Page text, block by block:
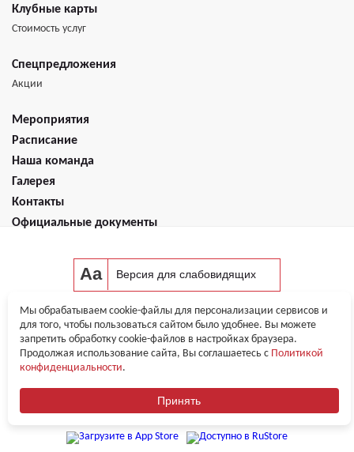
Мы обрабатываем cookie-файлы для персонализации сервисов и
для того, чтобы пользоваться сайтом было удобнее. Вы можете
запретить обработку cookie-файлов в настройках браузера.
Продолжая использование сайта, Вы соглашаетесь с Политикой
конфиденциальности.
Принять
Клубные карты
Стоимость услуг
Спецпредложения
Акции
Мероприятия
Расписание
Наша команда
Галерея
Контакты
Официальные документы
Оплата
Информация, размещенная на сайте, не является публичной офертой
© 2019-2026, Фитнес-клуб Zfit. Все права защищены
Aa Версия для слабовидящих